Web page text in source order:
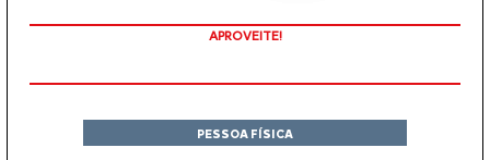
APROVEITE!
PESSOA FÍSICA